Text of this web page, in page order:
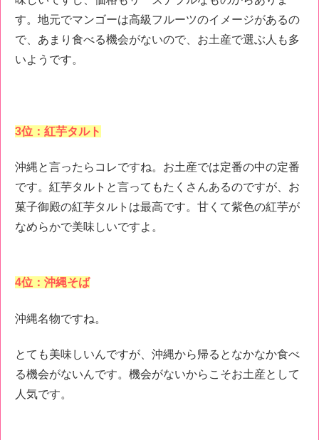
す。地元でマンゴーは高級フルーツのイメージがあるの
で、あまり食べる機会がないので、お土産で選ぶ人も多
いようです。
3位：紅芋タルト
沖縄と言ったらコレですね。お土産では定番の中の定番
です。紅芋タルトと言ってもたくさんあるのですが、お
菓子御殿の紅芋タルトは最高です。甘くて紫色の紅芋が
なめらかで美味しいですよ。
4位：沖縄そば
沖縄名物ですね。
とても美味しいんですが、沖縄から帰るとなかなか食べ
る機会がないんです。機会がないからこそお土産として
人気です。